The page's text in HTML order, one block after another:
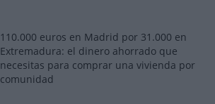
110.000 euros en Madrid por 31.000 en
Extremadura: el dinero ahorrado que
necesitas para comprar una vivienda por
comunidad